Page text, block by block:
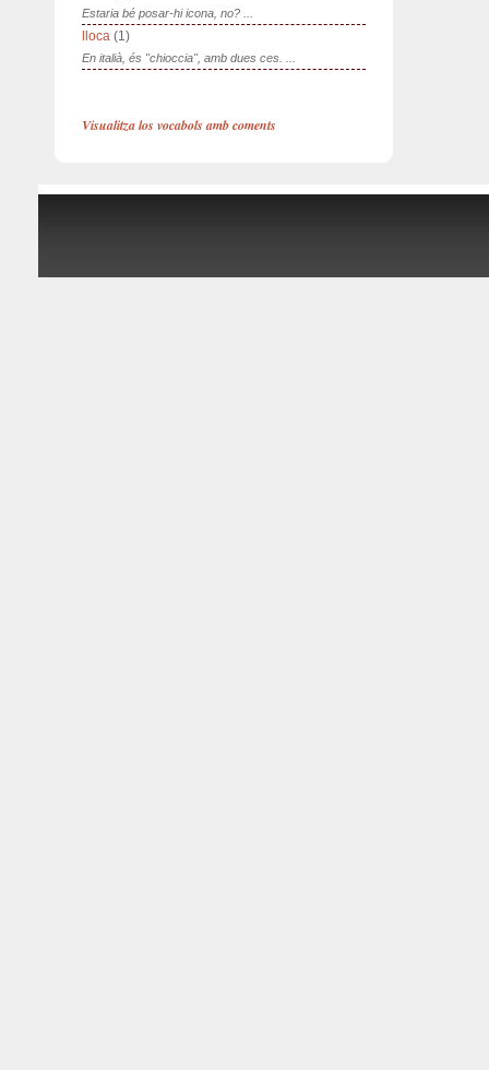
Estaria bé posar-hi icona, no? ...
lloca (1)
En italià, és "chioccia", amb dues ces. ...
Visualitza los vocabols amb coments